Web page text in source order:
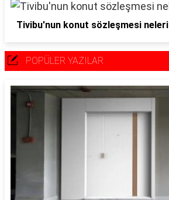
Tivibu'nun konut sözleşmesi
POPÜLER YAZILAR